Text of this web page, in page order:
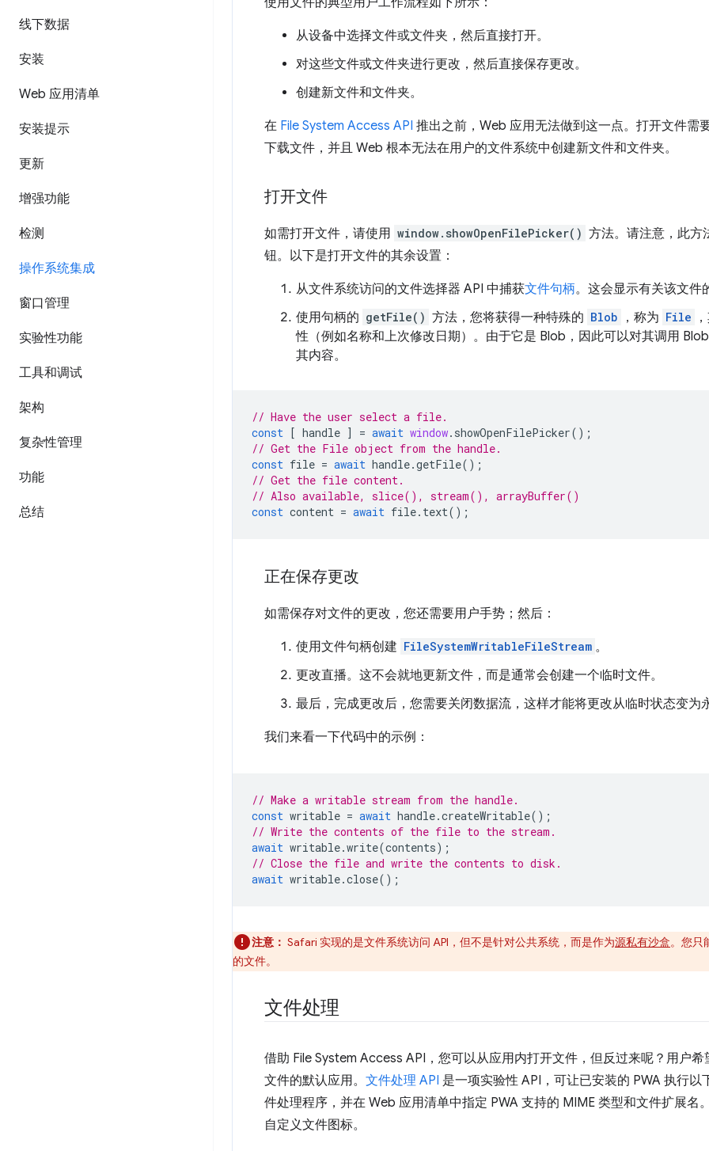
线下数据
安装
Web 应用清单
安装提示
更新
增强功能
检测
操作系统集成
窗口管理
实验性功能
工具和调试
架构
复杂性管理
功能
总结
从设备中选择文件或文件夹，然后直接打开。
对这些文件或文件夹进行更改，然后直接保存更改。
创建新文件和文件夹。
在 File System Access API 推出之前，Web 应用无法做到这一点。打开文件需
下载文件，并且 Web 根本无法在用户的文件系统中创建新文件和文件夹。
打开文件
如需打开文件，请使用 window.showOpenFilePicker() 方法。请注意，此方
钮。以下是打开文件的其余设置：
从文件系统访问的文件选择器 API 中捕获文件句柄。这会显示有关该文件
使用句柄的 getFile() 方法，您将获得一种特殊的 Blob ，称为 File
性（例如名称和上次修改日期）。由于它是 Blob，因此可以对其调用
其内容。
// Have the user select a file.
const [ handle ] = await window. showOpenFilePicker();
// Get the File object from the handle.
const file = await handle.getFile();
// Get the file content.
// Also available, slice(), stream(), arrayBuffer()
const content = await file. text();
正在保存更改
如需保存对文件的更改，您还需要用户手势；然后：
使用文件句柄创建 FileSystemWritableFileStream 。
更改直播。这不会就地更新文件，而是通常会创建一个临时文件。
最后，完成更改后，您需要关闭数据流，这样才能将更改从临时状态变为
我们来看一下代码中的示例：
// Make a writable stream from the handle.
const writable = await handle.createWritable();
// Write the contents of the file to the stream.
await writable.write(contents);
// Close the file and write the contents to disk.
await writable.close();
注意： Safari 实现的是文件系统访问 API，但不是针对公共系统，而是作为源私有沙盒。您只
的文件。
文件处理
借助 File System Access API，您可以从应用内打开文件，但反过来呢？用户
文件的默认应用。 文件处理 API 是一项实验性 API，可让已安装的 PWA 执行
件处理程序，并在 Web 应用清单中指定 PWA 支持的 MIME 类型和文件扩展名
自定义文件图标。